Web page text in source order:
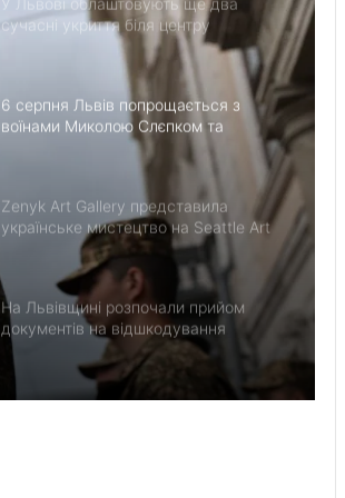
сучасні укриття біля центру
«Незламні матусі» та на вулиці
6 серпня Львів попрощається з
воїнами Миколою Слєпком та
Дмитром Березком
Zenyk Art Gallery представила
українське мистецтво на Seattle Art
Fair та налагодила медичне
партнерство з Вашингтоном
На Львівщині розпочали прийом
документів на відшкодування
вартості племінних нетелей
У Нагуєвичах відкрили виставку до